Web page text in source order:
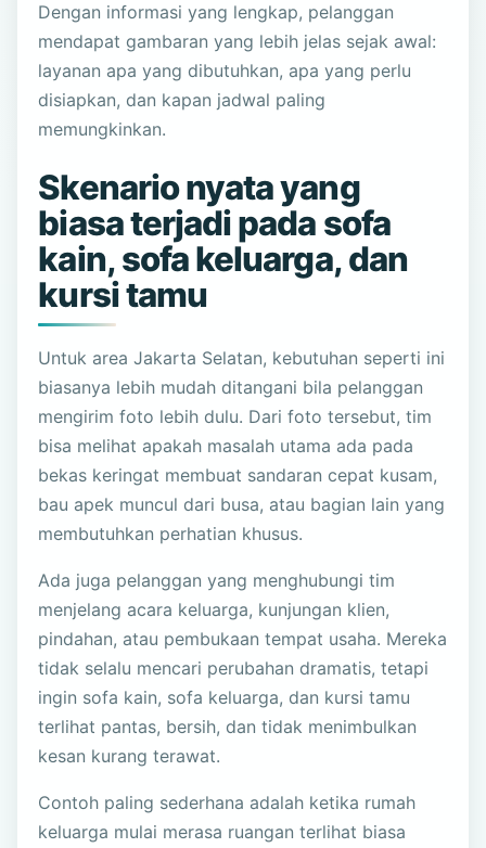
Dengan informasi yang lengkap, pelanggan
mendapat gambaran yang lebih jelas sejak awal:
layanan apa yang dibutuhkan, apa yang perlu
disiapkan, dan kapan jadwal paling
memungkinkan.
Skenario nyata yang
biasa terjadi pada sofa
kain, sofa keluarga, dan
kursi tamu
Untuk area Jakarta Selatan, kebutuhan seperti ini
biasanya lebih mudah ditangani bila pelanggan
mengirim foto lebih dulu. Dari foto tersebut, tim
bisa melihat apakah masalah utama ada pada
bekas keringat membuat sandaran cepat kusam,
bau apek muncul dari busa, atau bagian lain yang
membutuhkan perhatian khusus.
Ada juga pelanggan yang menghubungi tim
menjelang acara keluarga, kunjungan klien,
pindahan, atau pembukaan tempat usaha. Mereka
tidak selalu mencari perubahan dramatis, tetapi
ingin sofa kain, sofa keluarga, dan kursi tamu
terlihat pantas, bersih, dan tidak menimbulkan
kesan kurang terawat.
Contoh paling sederhana adalah ketika rumah
keluarga mulai merasa ruangan terlihat biasa